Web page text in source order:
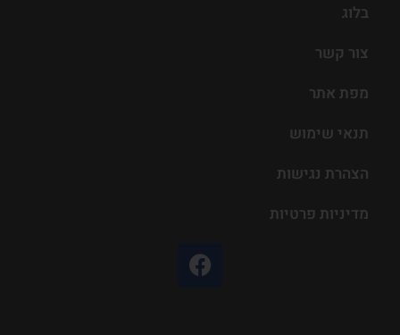
בלוג
צור קשר
מפת אתר
תנאי שימוש
הצהרת נגישות
מדיניות פרטיות